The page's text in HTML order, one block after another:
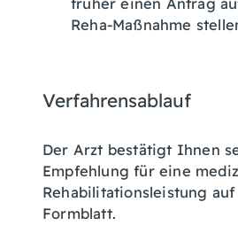
früher einen Antrag
Reha-Maßnahme
Verfahrensablauf
Der Arzt bestätigt Ihnen
Empfehlung für eine
Rehabilitationsleistung auf
Formblatt.